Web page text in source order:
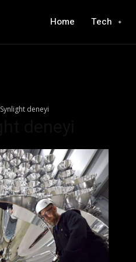
Home Tech
Synlight deneyi